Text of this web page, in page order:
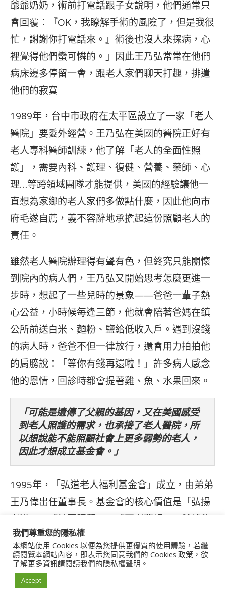
爺爺奶奶，術前打電話跟子女說明，他們通常只
會回覆：『OK，我瞭解手術的風險了，但是我很
忙，謝謝你打電話來。』術後也沒人來探病，心
裡覺得他們蠻可憐的。」因此王乃弘常常在他們
病床邊多停留一會，跟老人家們聊天打趣，排遣
他們的寂寞
1989年，台中市政府在太平區設立了一家「老人
醫院」要委外經營。王乃弘在美國的醫院正好有
老人專科醫師訓練，他了解「老人的全面性照
護」，需要內科、護理、復健、營養、藥師、心
理…等跨領域團隊才能提供，美國的經驗讓他一
直想為家鄉的老人家們多做點什麼，因此他向市
府毛遂自薦，義不容辭地承擔起這份照顧老人的
責任。
雖然老人醫院辦理得有聲有色，但終究只能關懷
到院內的病人們，王乃弘又開始思考怎麼更進一
步時，想起了一些兒時的景象——爸爸一輩子熱
心公益，小時候每逢三節，他就會陪著爸媽在鎮
公所前送白米、麵粉、鹽給低收入戶。遇到沒錢
的病人時，爸爸不但一律放行，還會用力拍拍他
的肩膀說：「等你有錢再還啦！」許多病人感念
他的恩情，回診時都會提著雞、魚、水果回來。
「可能是遺傳了父親的基因，又在美國感受
到老人照護的需求，也承接了老人醫院，所
以想說能不能照顧社會上更多弱勢的老人，
因此才想成立基金會。」
1995年，「弘道老人福利基金會」成立，由弟弟
王乃偉出任董事長。基金會的核心價值是「弘揚
孝道」、「社區照顧」、「不老夢想」，希望能
創造出高齡友善的社會，讓每位長者都能活得自
主與尊嚴。27年來，已成立7個服務處、32個志
工站、26個協力站，共有590多位工作夥伴及
2800多位志工，長年關懷一萬多名長輩。
我們尊重您的隱私權
本網站使用 Cookies 以便為您提供更優質的使用體驗，若繼
續閱覽本網站內容，即表示您同意我們的 Cookies 政策，欲
了解更多資訊請閱讀我們的隱私權聲明。
Accept